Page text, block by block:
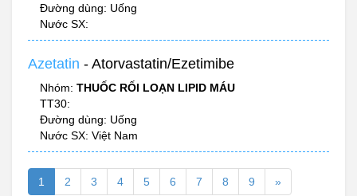
Đường dùng: Uống
Nước SX:
Azetatin - Atorvastatin/Ezetimibe
Nhóm: THUỐC RỐI LOẠN LIPID MÁU
TT30:
Đường dùng: Uống
Nước SX: Việt Nam
1 2 3 4 5 6 7 8 9 »